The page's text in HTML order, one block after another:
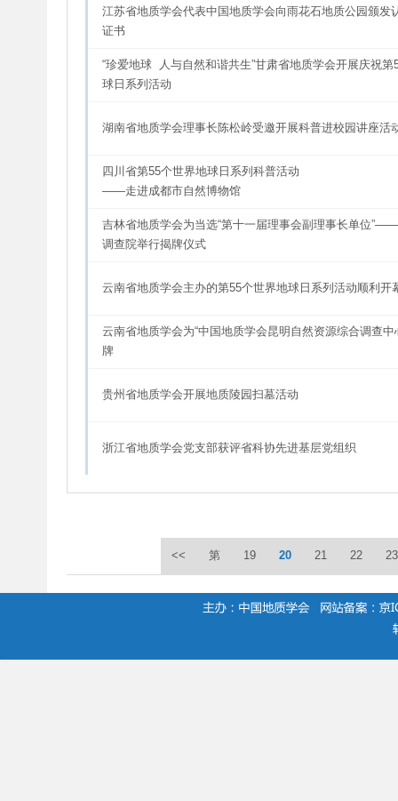
江苏省地质学会代表中国地质学会向雨花石地质公园颁发
证书
“珍爱地球  人与自然和谐共生”甘肃省地质学会开展庆祝第
球日系列活动
湖南省地质学会理事长陈松岭受邀开展科普进校园讲座活
四川省第55个世界地球日系列科普活动
——走进成都市自然博物馆
吉林省地质学会为当选“第十一届理事会副理事长单位
调查院举行揭牌仪式
云南省地质学会主办的第55个世界地球日系列活动顺利开
云南省地质学会为“中国地质学会昆明自然资源综合调查中
牌
贵州省地质学会开展地质陵园扫墓活动
浙江省地质学会党支部获评省科协先进基层党组织
<< 第 19 20 21 22 23
.